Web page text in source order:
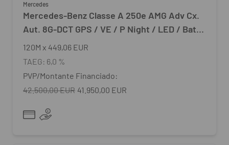
Mercedes
Mercedes-Benz Classe A 250e AMG Adv Cx.
Aut. 8G-DCT GPS / VE / P Night / LED / Bat.
15.8 kWh - 2025
120M x 449,06 EUR
TAEG: 6,0 %
PVP/Montante Financiado:
42.500,00 EUR 41.950,00 EUR